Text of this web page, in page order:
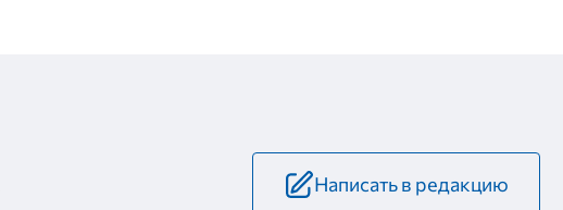
Написать в редакцию